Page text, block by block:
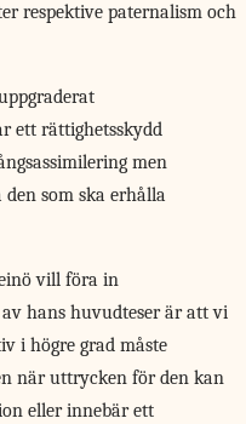
respektive paternalism och
ett rättighetsskydd
men
som ska erhålla
vill föra in
hans huvudteser är att vi
i högre grad måste
när uttrycken för den kan
eller innebär ett